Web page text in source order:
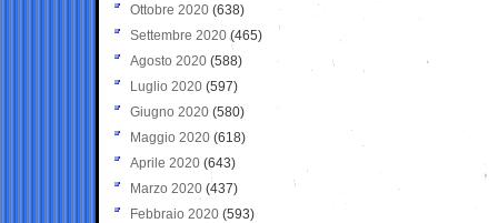
Ottobre 2020 (638)
Settembre 2020(465)
Agosto 2020 (588)
Luglio 2020 (597)
Giugno 2020 (580)
Maggio 2020 (618)
Aprile 2020 (643)
Marzo 2020 (437)
Febbraio 2020 (593)